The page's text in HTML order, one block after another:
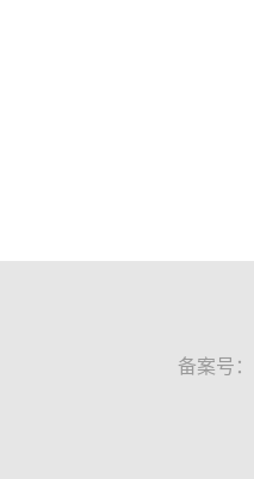
备案号：